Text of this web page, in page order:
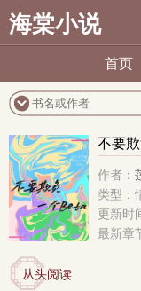
海棠小说
首页
不要
作者：
类型：
更新时
最新章
从头阅读